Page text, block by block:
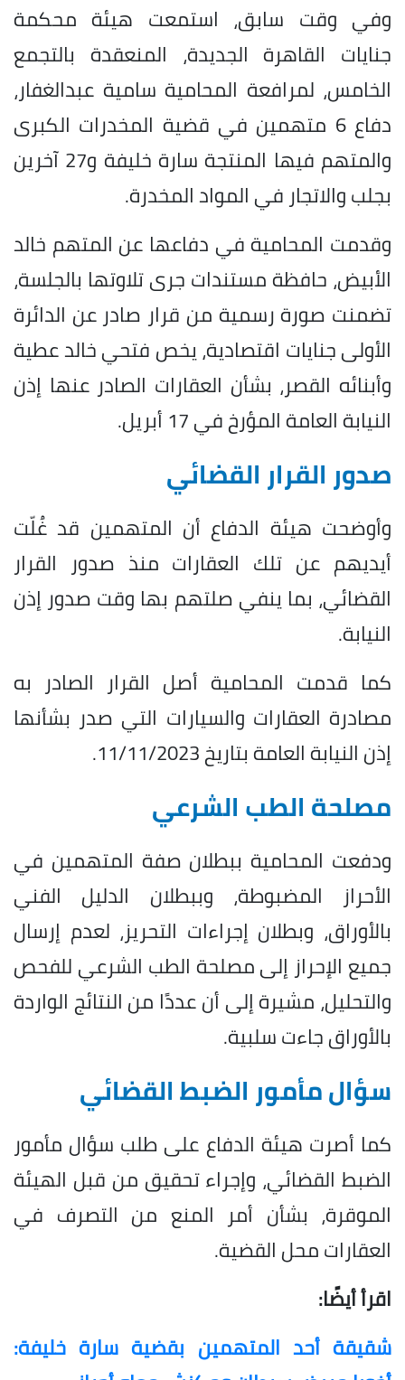
وفي وقت سابق، استمعت هيئة محكمة
جنايات القاهرة الجديدة، المنعقدة بالتجمع
الخامس، لمرافعة المحامية سامية عبدالغفار،
دفاع 6 متهمين في قضية المخدرات الكبرى
والمتهم فيها المنتجة سارة خليفة و27 آخرين
بجلب والاتجار في المواد المخدرة.
وقدمت المحامية في دفاعها عن المتهم خالد
الأبيض، حافظة مستندات جرى تلاوتها بالجلسة،
تضمنت صورة رسمية من قرار صادر عن الدائرة
الأولى جنايات اقتصادية، يخص فتحي خالد عطية
وأبنائه القصر، بشأن العقارات الصادر عنها إذن
النيابة العامة المؤرخ في 17 أبريل.
صدور القرار القضائي
وأوضحت هيئة الدفاع أن المتهمين قد غُلّت
أيديهم عن تلك العقارات منذ صدور القرار
القضائي، بما ينفي صلتهم بها وقت صدور إذن
النيابة.
كما قدمت المحامية أصل القرار الصادر به
مصادرة العقارات والسيارات التي صدر بشأنها
إذن النيابة العامة بتاريخ 11/11/2023.
مصلحة الطب الشرعي
ودفعت المحامية ببطلان صفة المتهمين في
الأحراز المضبوطة، وببطلان الدليل الفني
بالأوراق، وبطلان إجراءات التحريز، لعدم إرسال
جميع الإحراز إلى مصلحة الطب الشرعي للفحص
والتحليل، مشيرة إلى أن عددًا من النتائج الواردة
بالأوراق جاءت سلبية.
سؤال مأمور الضبط القضائي
كما أصرت هيئة الدفاع على طلب سؤال مأمور
الضبط القضائي، وإجراء تحقيق من قبل الهيئة
الموقرة، بشأن أمر المنع من التصرف في
العقارات محل القضية.
اقرأ أيضًا:
شقيقة أحد المتهمين بقضية سارة خليفة: